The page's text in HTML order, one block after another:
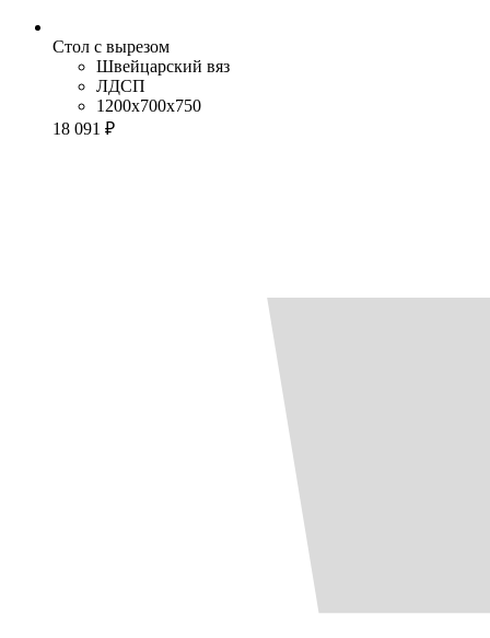
Стол с вырезом
Швейцарский вяз
ЛДСП
1200x700x750
18 091 ₽